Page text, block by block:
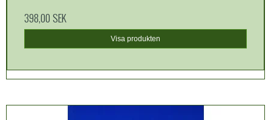
398,00 SEK
Visa produkten